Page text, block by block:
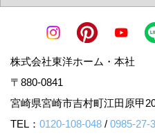
株式会社東洋ホーム・本社
〒880-0841
宮崎県宮崎市吉村町江田原甲
TEL： 0120-108-048 / 0985-27-